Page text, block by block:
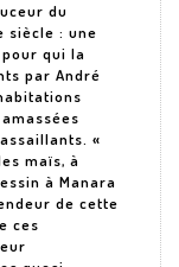
du
siècle : une
qui la
par André
«
maïs, à
à Manara
de cette
ces